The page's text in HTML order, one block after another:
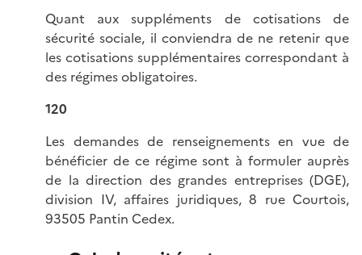
Quant aux suppléments de cotisations de
sécurité sociale, il conviendra de ne retenir que
les cotisations supplémentaires correspondant à
des régimes obligatoires.
120
Les demandes de renseignements en vue de
bénéficier de ce régime sont à formuler auprès
de la direction des grandes entreprises (DGE),
division IV, affaires juridiques, 8 rue Courtois,
93505 Pantin Cedex.